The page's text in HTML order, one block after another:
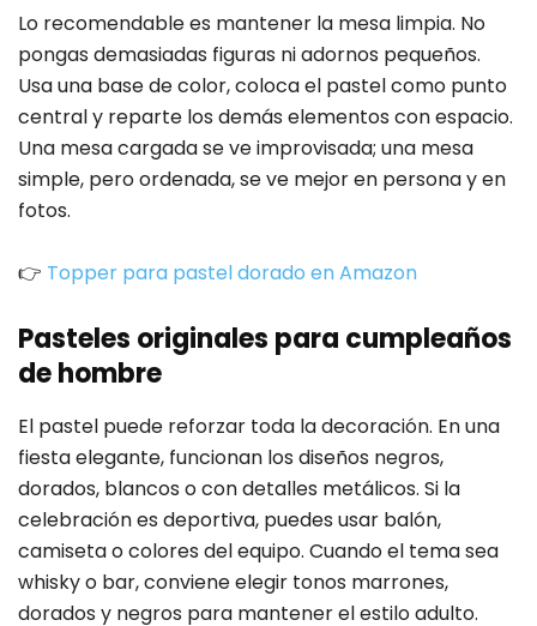
Lo recomendable es mantener la mesa limpia. No
pongas demasiadas figuras ni adornos pequeños.
Usa una base de color, coloca el pastel como punto
central y reparte los demás elementos con espacio.
Una mesa cargada se ve improvisada; una mesa
simple, pero ordenada, se ve mejor en persona y en
fotos.
👉 Topper para pastel dorado en Amazon
Pasteles originales para cumpleaños
de hombre
El pastel puede reforzar toda la decoración. En una
fiesta elegante, funcionan los diseños negros,
dorados, blancos o con detalles metálicos. Si la
celebración es deportiva, puedes usar balón,
camiseta o colores del equipo. Cuando el tema sea
whisky o bar, conviene elegir tonos marrones,
dorados y negros para mantener el estilo adulto.